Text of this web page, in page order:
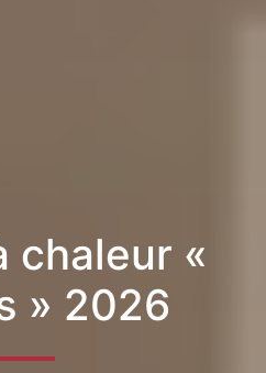
chaleur «
» 2026